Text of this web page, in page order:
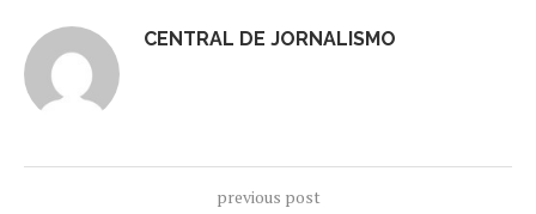
CENTRAL DE JORNALISMO
previous post